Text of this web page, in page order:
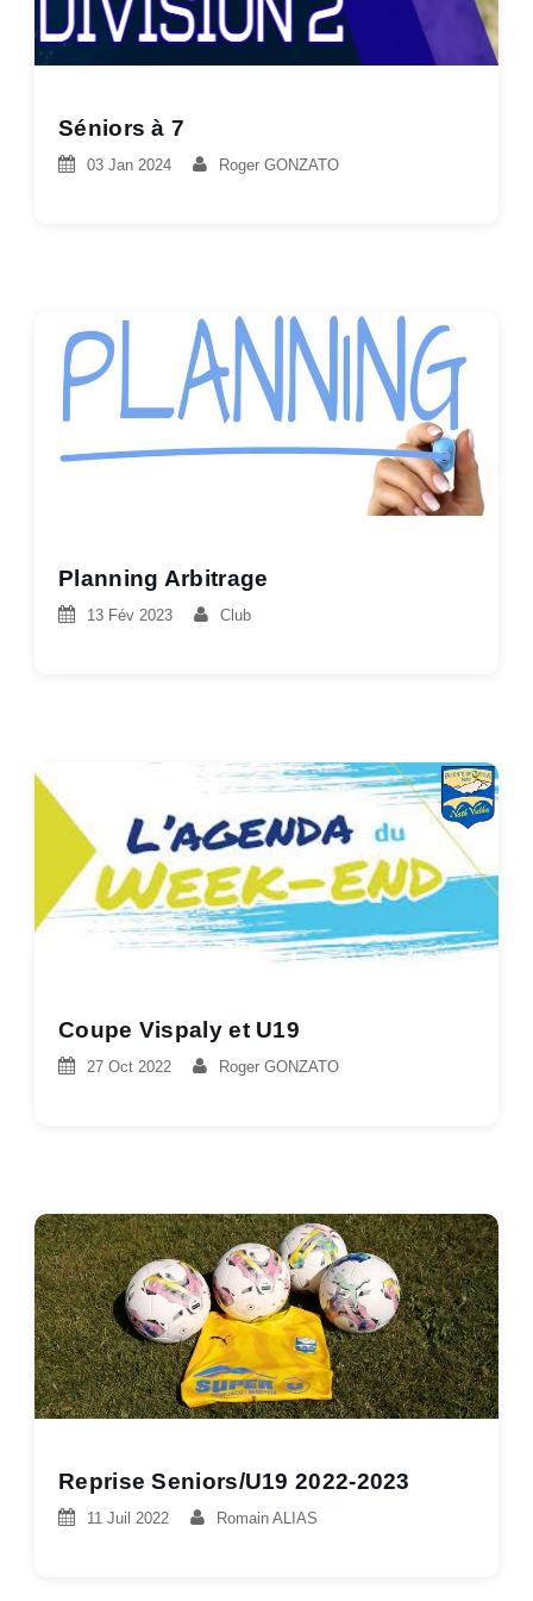
Séniors à 7
03 Jan 2024 Roger GONZATO
Planning Arbitrage
13 Fév 2023 Club
Coupe Vispaly et U19
27 Oct 2022 Roger GONZATO
Reprise Seniors/U19 2022-2023
11 Juil 2022 Romain ALIAS